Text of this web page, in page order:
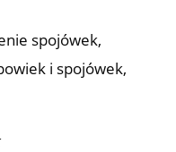
spojówek,
i spojówek,